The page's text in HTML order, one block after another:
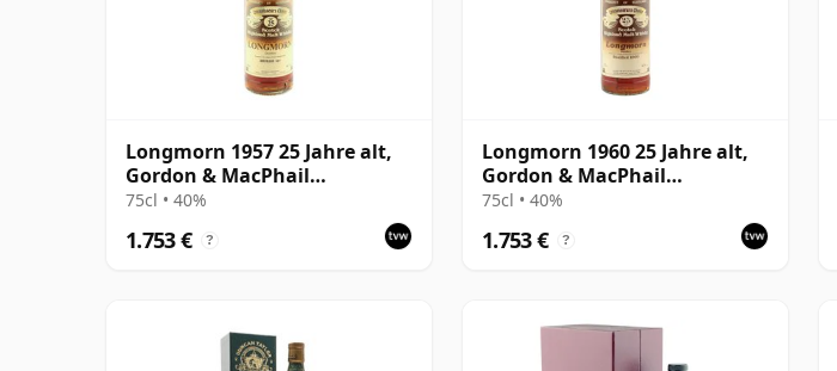
Longmorn 1957 25 Jahre alt,
Gordon & MacPhail
Connoisseurs Choice
75cl • 40%
1.753 € ?
Longmorn 1960 25 Jahre alt,
Gordon & MacPhail
Connoisseurs Choice
75cl • 40%
1.753 € ?